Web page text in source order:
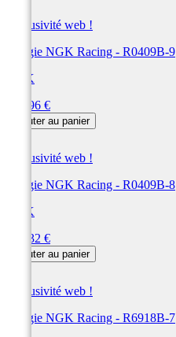
Exclusivité web !
Bougie NGK Racing - R0409B-9
NGK
126,96 €
Ajouter au panier
Exclusivité web !
Bougie NGK Racing - R0409B-8
NGK
124,32 €
Ajouter au panier
Exclusivité web !
Bougie NGK Racing - R6918B-7